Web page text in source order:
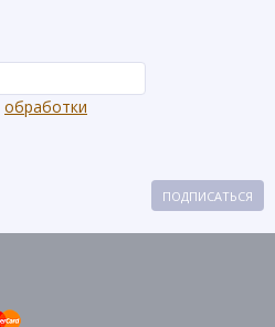
обработки
ПОДПИСАТЬСЯ